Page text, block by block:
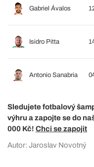
Gabriel Ávalos
Isidro Pitta
Antonio Sanabria
Sledujete fotbalový
výhru a zapojte se do
000 Kč! Chci se zapojit
Autor: Jaroslav Novotný